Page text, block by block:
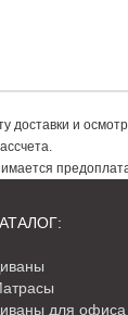
доставки и
рассчета.
взимается
и
для офиса